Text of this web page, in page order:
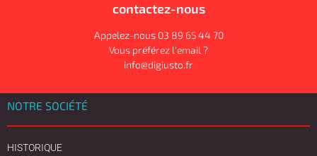
contactez-nous
Appelez-nous 03 89 65 44 70
Vous préférez l'email ?
info@digiusto.fr
NOTRE SOCIÉTÉ
HISTORIQUE